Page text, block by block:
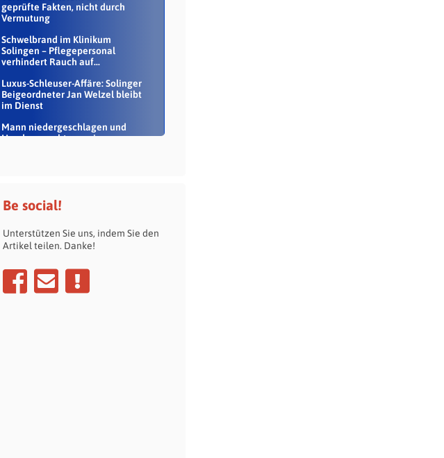
geprüfte Fakten, nicht durch
Vermutung
Schwelbrand im Klinikum
Solingen – Pflegepersonal
verhindert Rauch auf...
Luxus-Schleuser-Affäre: Solinger
Beigeordneter Jan Welzel bleibt
im Dienst
Mann niedergeschlagen und
Handy geraubt – zwei
Be social!
Unterstützen Sie uns, indem Sie den
Artikel teilen. Danke!